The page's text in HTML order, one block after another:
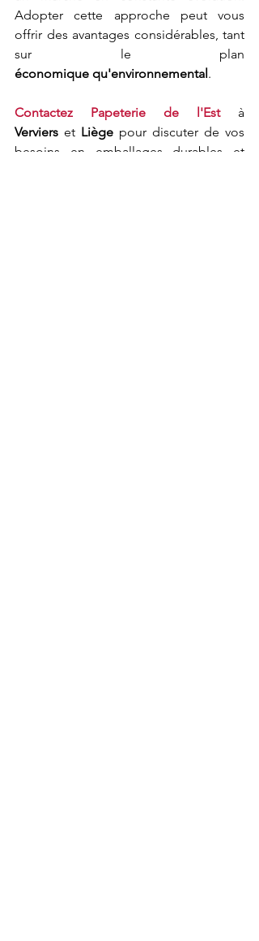
Adopter cette approche peut vous
offrir des avantages considérables, tant
économique qu'environnemental.
Contactez Papeterie de l'Est
Verviers et Liège pour discuter de vos
besoins en emballages durables et